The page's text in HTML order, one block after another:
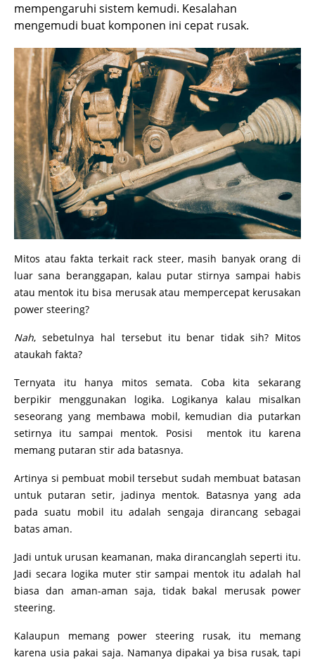
mempengaruhi sistem kemudi. Kesalahan
mengemudi buat komponen ini cepat rusak.
Mitos atau fakta terkait rack steer, masih banyak orang di
luar sana beranggapan, kalau putar stirnya sampai habis
atau mentok itu bisa merusak atau mempercepat kerusakan
power steering?
Nah, sebetulnya hal tersebut itu benar tidak sih? Mitos
ataukah fakta?
Ternyata itu hanya mitos semata. Coba kita sekarang
berpikir menggunakan logika. Logikanya kalau misalkan
seseorang yang membawa mobil, kemudian dia putarkan
setirnya itu sampai mentok. Posisi mentok itu karena
memang putaran stir ada batasnya.
Artinya si pembuat mobil tersebut sudah membuat batasan
untuk putaran setir, jadinya mentok. Batasnya yang ada
pada suatu mobil itu adalah sengaja dirancang sebagai
batas aman.
Jadi untuk urusan keamanan, maka dirancanglah seperti itu.
Jadi secara logika muter stir sampai mentok itu adalah hal
biasa dan aman-aman saja, tidak bakal merusak power
steering.
Kalaupun memang power steering rusak, itu memang
karena usia pakai saja. Namanya dipakai ya bisa rusak, tapi